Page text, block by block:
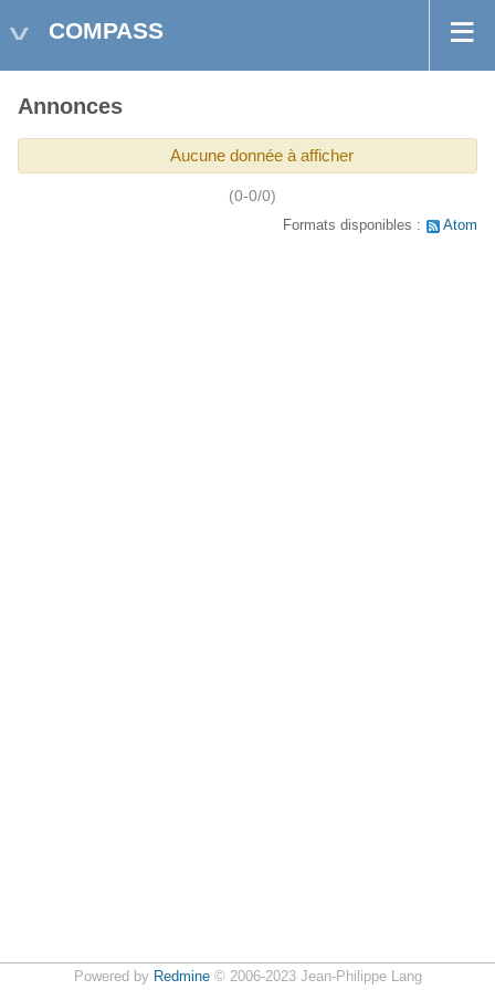
COMPASS
Annonces
Aucune donnée à afficher
(0-0/0)
Formats disponibles : Atom
Powered by Redmine© 2006-2023 Jean-Philippe Lang